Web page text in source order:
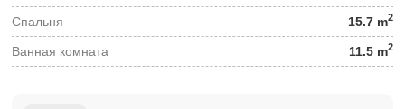
Спальня 15.7 m2
Ванная комната 11.5 m2